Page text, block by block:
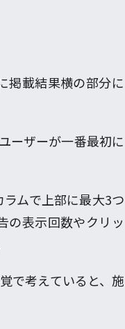
掲載結果横の部分に
ーザーが一番最初に
ムで上部に最大3つ
の表示回数やクリッ
で考えていると、施